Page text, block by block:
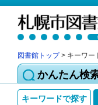
図書館トップ> キーワー
かんたん検
キーワードで探す